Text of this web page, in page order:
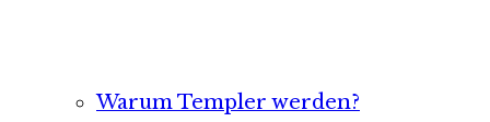
Warum Templer werden?